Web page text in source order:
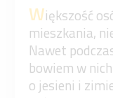
Większość
mieszkania,
Nawet
bowiem w
o jesieni i